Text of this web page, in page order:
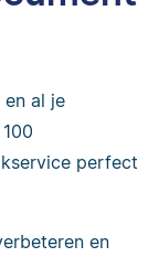
al je
perfect
en